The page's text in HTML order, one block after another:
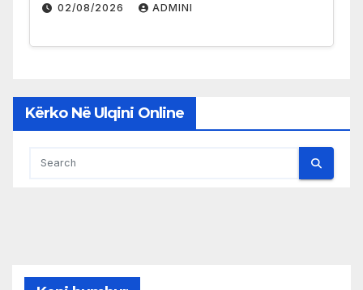
02/08/2026 ADMINI
Kërko Në Ulqini Online